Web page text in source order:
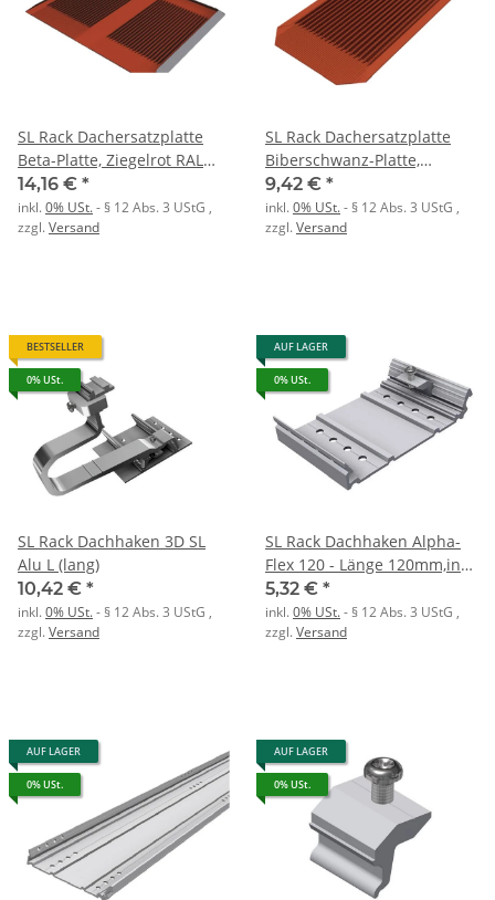
SL Rack Dachersatzplatte
Beta-Platte, Ziegelrot RAL
8004
14,16 € *
inkl.0% USt.- § 12 Abs. 3 UStG ,
zzgl.Versand
SL Rack Dachersatzplatte
Biberschwanz-Platte,
Ziegelrot RAL 8004
9,42 € *
inkl.0% USt.- § 12 Abs. 3 UStG ,
zzgl.Versand
0% USt.
BESTSELLER
SL Rack Dachhaken 3D SL
Alu L (lang)
10,42 € *
inkl.0% USt.- § 12 Abs. 3 UStG ,
zzgl.Versand
0% USt.
AUF LAGER
SL Rack Dachhaken Alpha-
Flex 120 - Länge 120mm,inkl.
Bef.
5,32 € *
inkl.0% USt.- § 12 Abs. 3 UStG ,
zzgl.Versand
0% USt.
AUF LAGER
0% USt.
AUF LAGER